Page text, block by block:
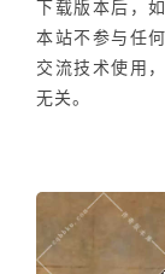
下载版本后，
本站不参与任
交流技术使用
无关。